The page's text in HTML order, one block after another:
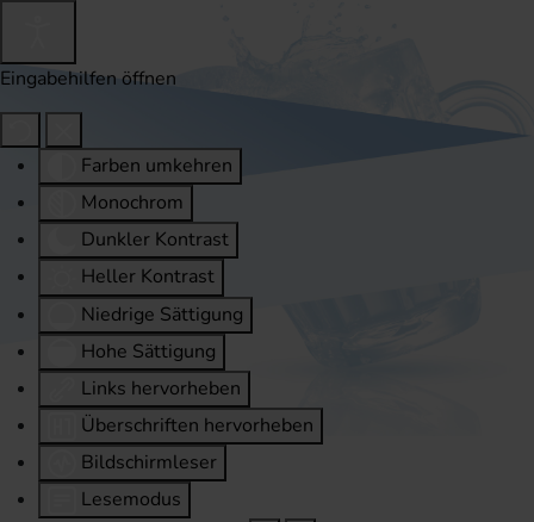
Eingabehilfen öffnen
Farben umkehren
Monochrom
Dunkler Kontrast
Heller Kontrast
Niedrige Sättigung
Hohe Sättigung
Links hervorheben
Überschriften hervorheben
Bildschirmleser
Lesemodus